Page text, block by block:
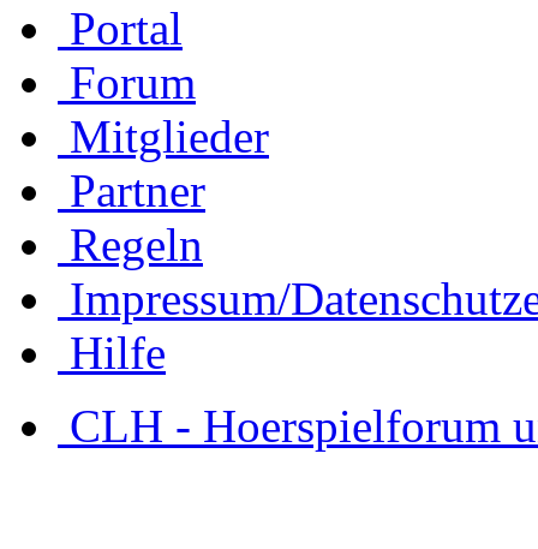
Portal
Forum
Mitglieder
Partner
Regeln
Impressum/
Hilfe
CLH - Hoerspielforum